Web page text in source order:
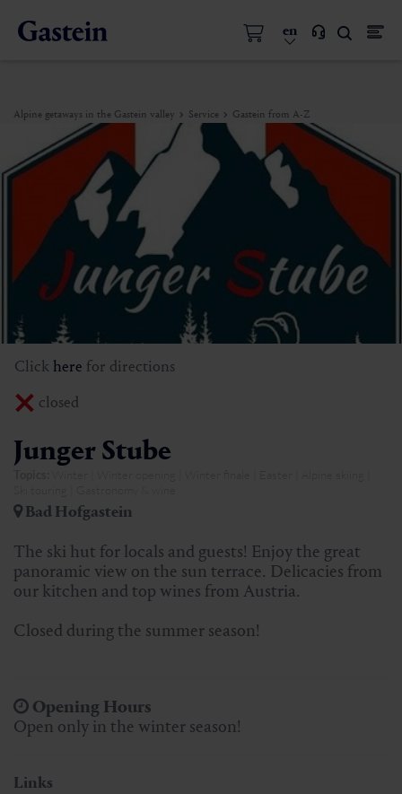
en
Alpine getaways in the Gastein valley Service Gastein from A-Z
Click here for directions
Junger Stube
closed
Bad Hofgastein
The ski hut for locals and guests! Enjoy the great
panoramic view on the sun terrace. Delicacies from
our kitchen and top wines from Austria.
Closed during the summer season!
Opening Hours
Open only in the winter season!
Links